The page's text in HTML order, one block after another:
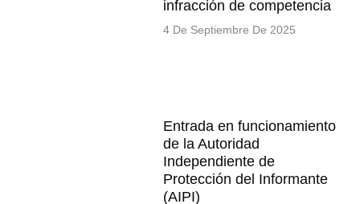
infracción de competencia
4 De Septiembre De 2025
Entrada en funcionamiento
de la Autoridad
Independiente de
Protección del Informante
(AIPI)